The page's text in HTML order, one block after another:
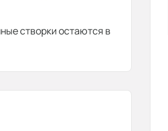
створки остаются в